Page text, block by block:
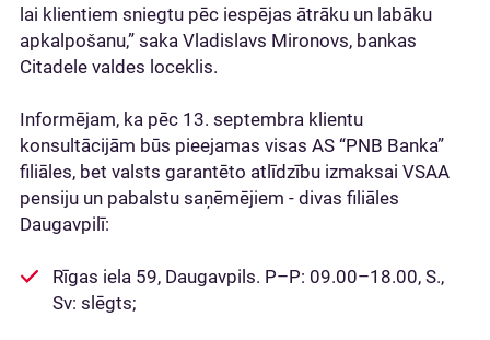
lai klientiem sniegtu pēc iespējas ātrāku un labāku
apkalpošanu,” saka Vladislavs Mironovs, bankas
Citadele valdes loceklis.
Informējam, ka pēc 13. septembra klientu
konsultācijām būs pieejamas visas AS “PNB Banka”
filiāles, bet valsts garantēto atlīdzību izmaksai VSAA
pensiju un pabalstu saņēmējiem - divas filiāles
Daugavpilī:
Rīgas iela 59, Daugavpils. P–P: 09.00–18.00, S.,
Sv: slēgts;